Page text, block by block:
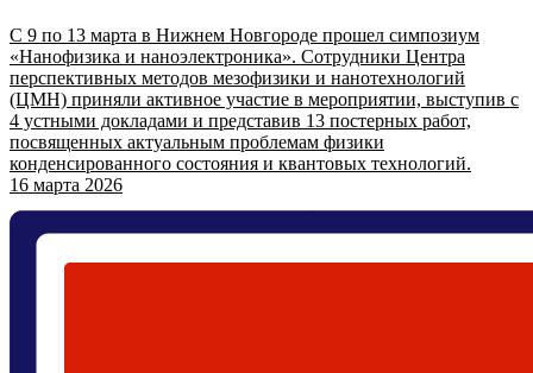
С 9 по 13 марта в Нижнем Новгороде прошел симпозиум
«Нанофизика и наноэлектроника». Сотрудники Центра
перспективных методов мезофизики и нанотехнологий
(ЦМН) приняли активное участие в мероприятии, выступив с
4 устными докладами и представив 13 постерных работ,
посвященных актуальным проблемам физики
конденсированного состояния и квантовых технологий.
16 марта 2026